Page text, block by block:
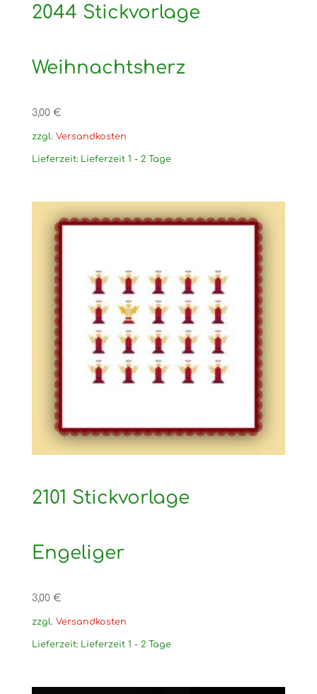
2044 Stickvorlage
Weihnachtsherz
3,00 €
zzgl. Versandkosten
Lieferzeit: Lieferzeit 1 - 2 Tage
2101 Stickvorlage
Engeliger
3,00 €
zzgl. Versandkosten
Lieferzeit: Lieferzeit 1 - 2 Tage